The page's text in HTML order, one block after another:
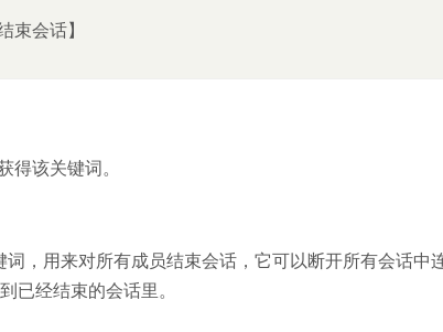
束会话】
得该关键词。
，用来对所有成员结束会话，它可以断开所有会话中
已经结束的会话里。